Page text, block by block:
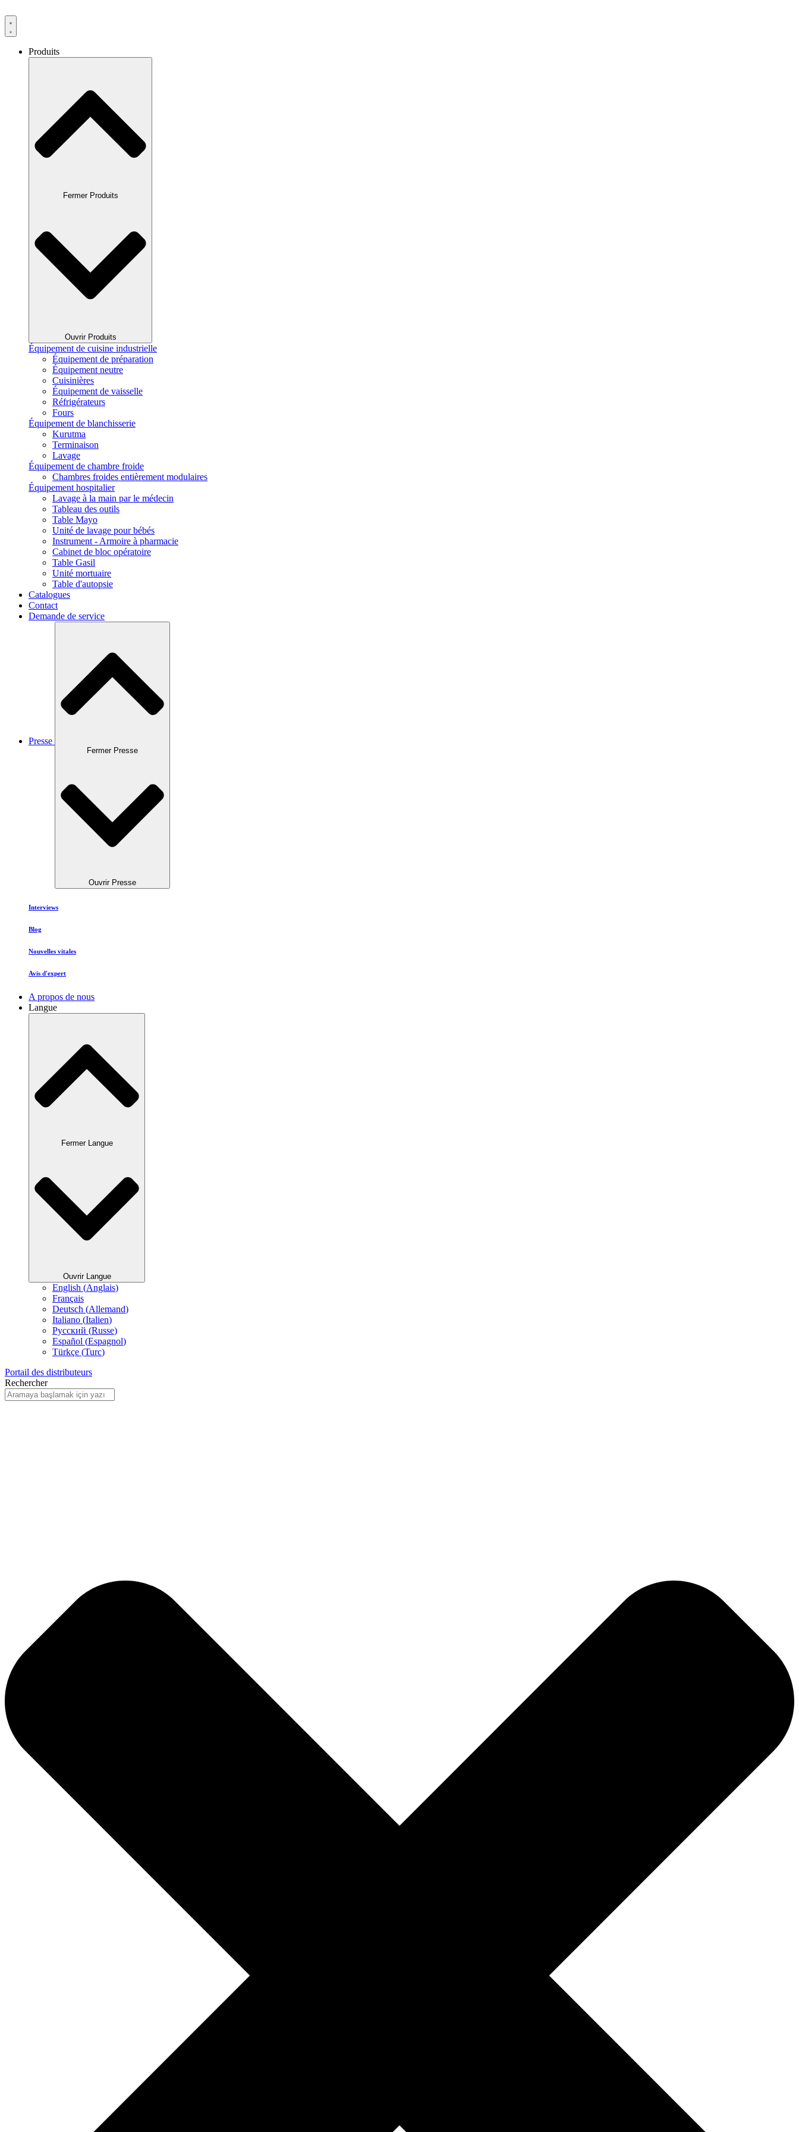
Produits
Fermer Produits
Ouvrir Produits
Équipement de cuisine industrielle
Équipement de préparation
Équipement neutre
Cuisinières
Équipement de vaisselle
Réfrigérateurs
Fours
Équipement de blanchisserie
Kurutma
Terminaison
Lavage
Équipement de chambre froide
Chambres froides entièrement modulaires
Équipement hospitalier
Lavage à la main par le médecin
Tableau des outils
Table Mayo
Unité de lavage pour bébés
Instrument - Armoire à pharmacie
Cabinet de bloc opératoire
Table Gasil
Unité mortuaire
Table d'autopsie
Catalogues
Contact
Demande de service
Presse
Fermer Presse
Ouvrir Presse
Interviews
Blog
Nouvelles vitales
Avis d'expert
A propos de nous
Langue
Fermer Langue
Ouvrir Langue
English (Anglais)
Français
Deutsch (Allemand)
Italiano (Italien)
Русский (Russe)
Español (Espagnol)
Türkçe (Turc)
Portail des distributeurs
Rechercher